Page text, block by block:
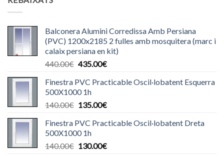
Balconera Alumini Corredissa Amb Persiana
(PVC) 1200x2185 2 fulles amb mosquitera (marc i
calaix persiana en kit)
440.00€ El
original
era:
440.00€.
435.00€El
actual
435.00€.
Finestra PVC Practicable Oscil·lobatent Esquerra
500X1000 1h
140.00€ El
original
era:
140.00€.
135.00€El
actual
135.00€.
Finestra PVC Practicable Oscil·lobatent Dreta
500X1000 1h
140.00€ El
130.00€El